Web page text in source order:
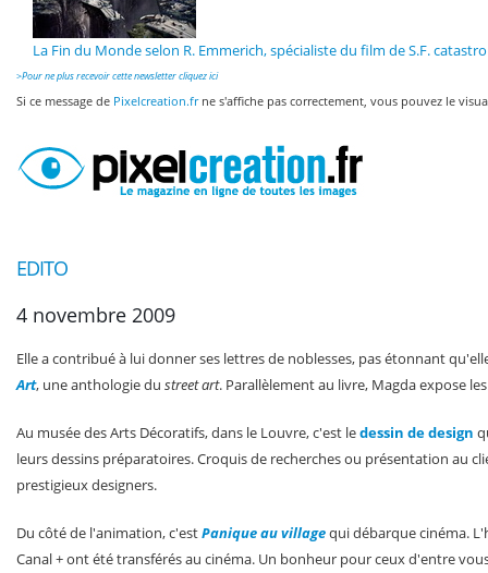
La Fin du Monde selon R. Emmerich, spécialiste du film de S.F.
>Pour ne plus recevoir cette newsletter cliquez ici
Si ce message de Pixelcreation.frne s'affiche pas correctement, vous pouvez le
EDITO
4 novembre 2009
Elle a contribué à lui donner ses lettres de noblesses, pas étonnant
Art, une anthologie du street art. Parallèlement au livre, Magda expose
Au musée des Arts Décoratifs, dans le Louvre, c'est ledessin de design
leurs dessins préparatoires. Croquis de recherches ou présentation au
prestigieux designers.
Du côté de l'animation, c'estPanique au villagequi débarque cinéma.
Canal + ont été transférés au cinéma. Un bonheur pour ceux d'entre